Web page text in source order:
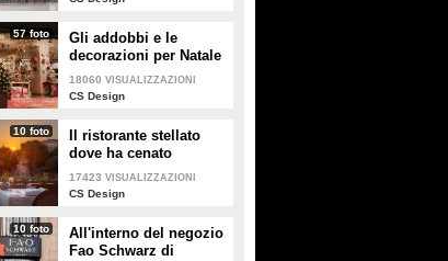
57 foto
Gli addobbi e le
decorazioni per Natale
della Rinascente
18060 VISUALIZZAZIONI
CS Design
10 foto
Il ristorante stellato
dove ha cenato
Angelina Jolie a Roma
17423 VISUALIZZAZIONI
CS Design
10 foto
All'interno del negozio
Fao Schwarz di